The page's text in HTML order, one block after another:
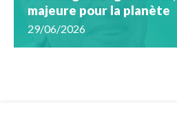
majeure pour la planète
29/06/2026